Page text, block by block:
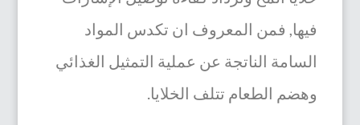
فيها, فمن المعروف ان تكدس المواد
السامة الناتجة عن عملية التمثيل الغذائي
وهضم الطعام تتلف الخلايا.